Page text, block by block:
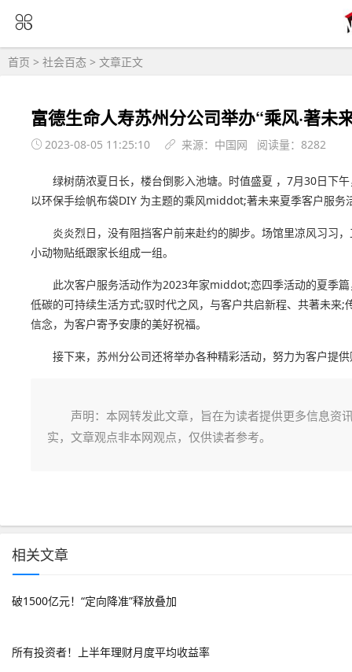
首页 > 社会百态 > 文章正文
富德生命人寿苏州分公司举办“乘风·著未
2023-08-05 11:25:10 来源：中国网 阅读量：8282
绿树荫浓夏日长，楼台倒影入池塘。时值盛夏 ，7月30日下
以环保手绘帆布袋DIY 为主题的乘风middot;著未来夏季客户服务
炎炎烈日，没有阻挡客户前来赴约的脚步。场馆里凉风习习
小动物贴纸跟家长组成一组。
此次客户服务活动作为2023年家middot;恋四季活动的夏季
低碳的可持续生活方式;驭时代之风，与客户共启新程、共著未来
信念，为客户寄予安康的美好祝福。
接下来，苏州分公司还将举办各种精彩活动，努力为客户提
声明：本网转发此文章，旨在为读者提供更多信息资
实，文章观点非本网观点，仅供读者参考。
相关文章
破1500亿元！“定向降准”释放叠加
所有投资者！上半年理财月度平均收益率